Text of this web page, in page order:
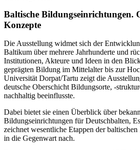
Baltische Bildungseinrichtungen.
Konzepte
Die Ausstellung widmet sich der
Baltikum über mehrere Jahrhunderte und
Institutionen, Akteure und Ideen in den
geprägten Bildung im Mittelalter bis zur
Universität Dorpat/Tartu zeigt die
deutsche Oberschicht Bildungsorte, -
nachhaltig beeinflusste.
Dabei bietet sie einen Überblick über
Bildungseinrichtungen für Deutschbalten,
zeichnet wesentliche Etappen der
in die Gegenwart nach.